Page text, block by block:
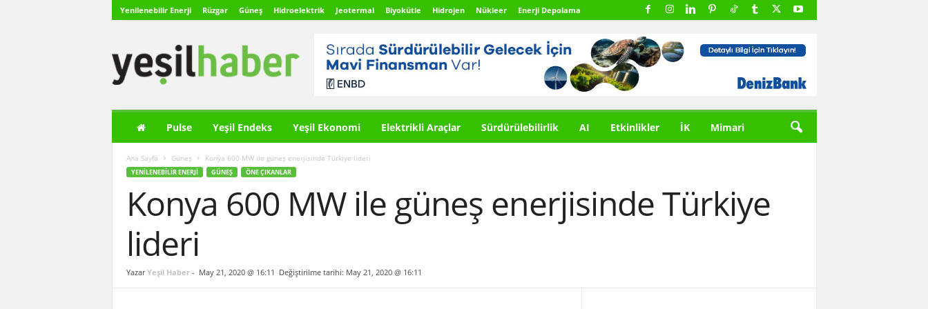
Yenilenebilir Enerji Rüzgar Güneş Hidroelektrik Jeotermal Biyokütle Hidrojen Nükleer Enerji Depolama
ş
Pulse Yeşil Endeks Yeşil Ekonomi Elektrikli Araçlar Sürdürülebilirlik AI Etkinlikler İK Mimari
Ana Sayfa Güneş Konya 600 MW ile güneş enerjisinde Türkiye lideri
YENILENEBILIR ENERJI GÜNEŞ ÖNE ÇIKANLAR
Konya 600 MW ile güneş enerjisinde Türkiye
lideri
Yazar Yeşil Haber- May 21, 2020 @ 16:11 Değiştirilme tarihi: May 21, 2020 @ 16:11